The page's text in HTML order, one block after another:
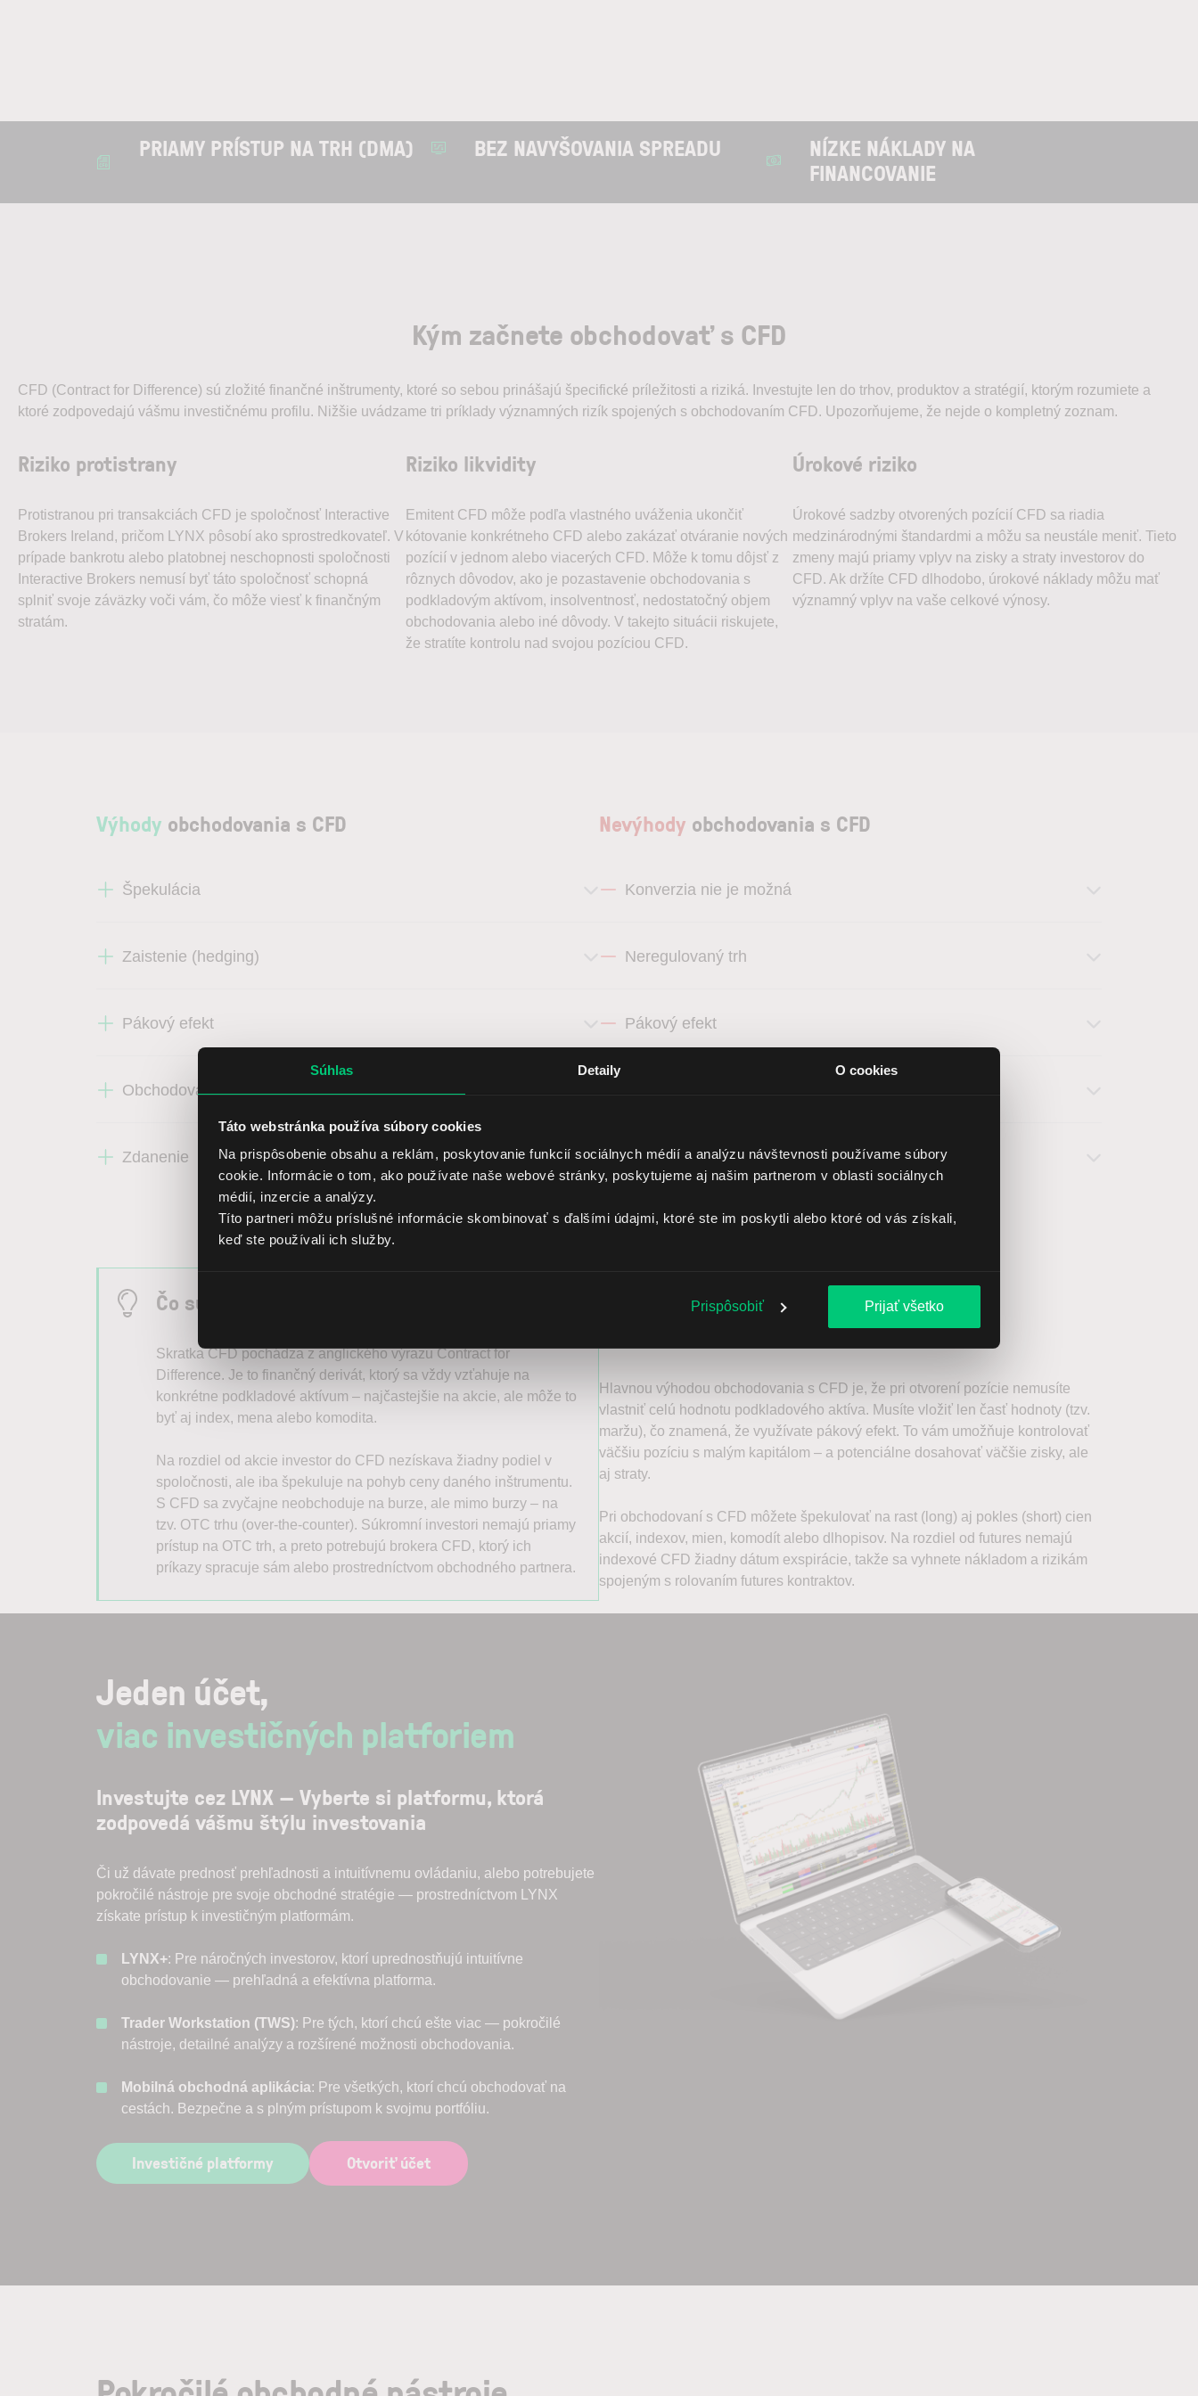
Súhlas Detaily O cookies
Táto webstránka používa súbory cookies
Na prispôsobenie obsahu a reklám, poskytovanie funkcií sociálnych médií a analýzu návštevnosti používame súbory
cookie. Informácie o tom, ako používate naše webové stránky, poskytujeme aj našim partnerom v oblasti sociálnych
médií, inzercie a analýzy.
Títo partneri môžu príslušné informácie skombinovať s ďalšími údajmi, ktoré ste im poskytli alebo ktoré od vás získali,
keď ste používali ich služby.
Prispôsobiť Prijať všetko
PRIAMY PRÍSTUP NA TRH (DMA) BEZ NAVYŠOVANIA SPREADU
NÍZKE NÁKLADY NA
FINANCOVANIE
Kým začnete obchodovať s CFD
CFD (Contract for Difference) sú zložité finančné inštrumenty, ktoré so sebou prinášajú špecifické príležitosti a riziká. Investujte len do trhov, produktov a stratégií, ktorým rozumiete a
ktoré zodpovedajú vášmu investičnému profilu. Nižšie uvádzame tri príklady významných rizík spojených s obchodovaním CFD. Upozorňujeme, že nejde o kompletný zoznam.
Riziko protistrany
Protistranou pri transakciách CFD je spoločnosť Interactive
Brokers Ireland, pričom LYNX pôsobí ako sprostredkovateľ. V
prípade bankrotu alebo platobnej neschopnosti spoločnosti
Interactive Brokers nemusí byť táto spoločnosť schopná
splniť svoje záväzky voči vám, čo môže viesť k finančným
stratám.
Riziko likvidity
Emitent CFD môže podľa vlastného uváženia ukončiť
kótovanie konkrétneho CFD alebo zakázať otváranie nových
pozícií v jednom alebo viacerých CFD. Môže k tomu dôjsť z
rôznych dôvodov, ako je pozastavenie obchodovania s
podkladovým aktívom, insolventnosť, nedostatočný objem
obchodovania alebo iné dôvody. V takejto situácii riskujete,
že stratíte kontrolu nad svojou pozíciou CFD.
Úrokové riziko
Úrokové sadzby otvorených pozícií CFD sa riadia
medzinárodnými štandardmi a môžu sa neustále meniť. Tieto
zmeny majú priamy vplyv na zisky a straty investorov do
CFD. Ak držíte CFD dlhodobo, úrokové náklady môžu mať
významný vplyv na vaše celkové výnosy.
Výhody obchodovania s CFD
Špekulácia
Zaistenie (hedging)
Pákový efekt
Obchodovanie s komoditami
Zdanenie
Nevýhody obchodovania s CFD
Konverzia nie je možná
Neregulovaný trh
Pákový efekt
Komplexnost
História výsledkov
Čo sú to CFD?
Skratka CFD pochádza z anglického výrazu Contract for
Difference. Je to finančný derivát, ktorý sa vždy vzťahuje na
konkrétne podkladové aktívum – najčastejšie na akcie, ale môže to
byť aj index, mena alebo komodita.
Na rozdiel od akcie investor do CFD nezískava žiadny podiel v
spoločnosti, ale iba špekuluje na pohyb ceny daného inštrumentu.
S CFD sa zvyčajne neobchoduje na burze, ale mimo burzy – na
tzv. OTC trhu (over-the-counter). Súkromní investori nemajú priamy
prístup na OTC trh, a preto potrebujú brokera CFD, ktorý ich
príkazy spracuje sám alebo prostredníctvom obchodného partnera.
Hlavnou výhodou obchodovania s CFD je, že pri otvorení pozície nemusíte
vlastniť celú hodnotu podkladového aktíva. Musíte vložiť len časť hodnoty (tzv.
maržu), čo znamená, že využívate pákový efekt. To vám umožňuje kontrolovať
väčšiu pozíciu s malým kapitálom – a potenciálne dosahovať väčšie zisky, ale
aj straty.
Pri obchodovaní s CFD môžete špekulovať na rast (long) aj pokles (short) cien
akcií, indexov, mien, komodít alebo dlhopisov. Na rozdiel od futures nemajú
indexové CFD žiadny dátum exspirácie, takže sa vyhnete nákladom a rizikám
spojeným s rolovaním futures kontraktov.
Jeden účet,
viac investičných platforiem
Investujte cez LYNX — Vyberte si platformu, ktorá
zodpovedá vášmu štýlu investovania
Či už dávate prednosť prehľadnosti a intuitívnemu ovládaniu, alebo potrebujete
pokročilé nástroje pre svoje obchodné stratégie — prostredníctvom LYNX
získate prístup k investičným platformám.
LYNX+: Pre náročných investorov, ktorí uprednostňujú intuitívne
obchodovanie — prehľadná a efektívna platforma.
Trader Workstation (TWS): Pre tých, ktorí chcú ešte viac — pokročilé
nástroje, detailné analýzy a rozšírené možnosti obchodovania.
Mobilná obchodná aplikácia: Pre všetkých, ktorí chcú obchodovať na
cestách. Bezpečne a s plným prístupom k svojmu portfóliu.
Investičné platformy Otvoriť účet